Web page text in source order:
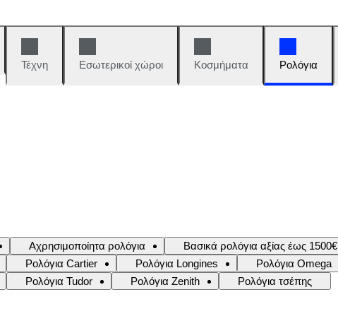
Τέχνη
Εσωτερικοί χώροι Κοσμήματα Ρολόγια
Αχρησιμοποίητα ρολόγια
Βασικά ρολόγια αξίας έως 1500€
Ρολόγια Cartier Ρολόγια Longines Ρολόγια Omega
Ρολόγια Tudor Ρολόγια Zenith Ρολόγια τσέπης